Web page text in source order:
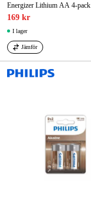
Energizer Lithium AA 4-pack
169 kr
I lager
Jämför